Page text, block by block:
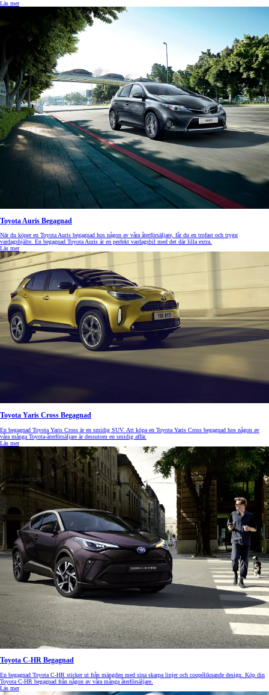
Läs mer
Toyota Auris Begagnad
När du köper en Toyota Auris begagnad hos någon av våra återförsäljare, får du en trofast och trygg
vardagshjälte. En begagnad Toyota Auris är en perfekt vardagsbil med det där lilla extra.
Läs mer
Toyota Yaris Cross Begagnad
En begagnad Toyota Yaris Cross är en smidig SUV. Att köpa en Toyota Yaris Cross begagnad hos någon av
våra många Toyota-återförsäljare är dessutom en smidig affär.
Läs mer
Toyota C-HR Begagnad
En begagnad Toyota C-HR sticker ut från mängden med sina skarpa linjer och coupéliknande design. Köp din
Toyota C-HR begagnad från någon av våra många återförsäljare.
Läs mer